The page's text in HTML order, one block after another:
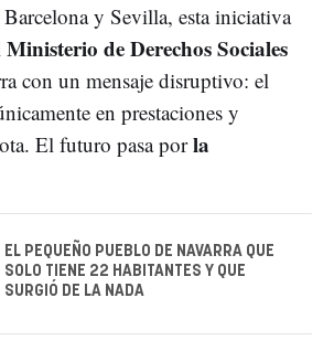
y Sevilla, esta iniciativa
Ministerio de Derechos Sociales
con un mensaje disruptivo: el
en prestaciones y
El futuro pasa porla
EL PEQUEÑO PUEBLO DE NAVARRA QUE
SOLO TIENE 22 HABITANTES Y QUE
SURGIÓ DE LA NADA